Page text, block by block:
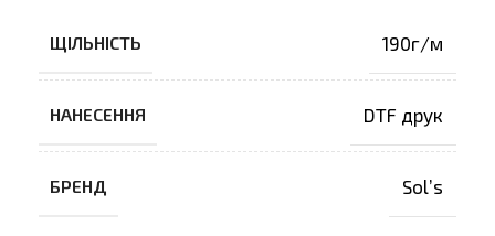
ЩІЛЬНІСТЬ 190г/м
НАНЕСЕННЯ DTF друк
БРЕНД Sol’s